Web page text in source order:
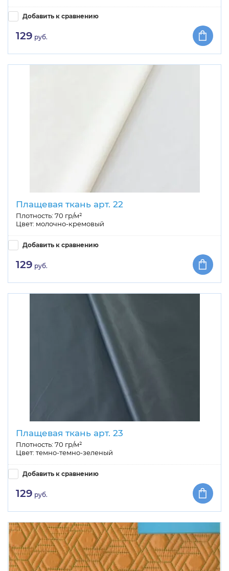
Добавить к сравнению
129 руб.
Плащевая ткань арт. 22
Плотность: 70 гр/м²
Цвет: молочно-кремовый
Добавить к сравнению
129 руб.
Плащевая ткань арт. 23
Плотность: 70 гр/м²
Цвет: темно-темно-зеленый
Добавить к сравнению
129 руб.